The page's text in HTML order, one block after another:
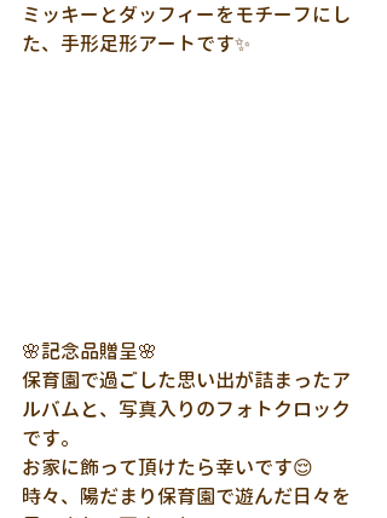
ミッキーとダッフィーをモチーフにし
た、手形足形アートです✨
🌸記念品贈呈🌸
保育園で過ごした思い出が詰まったア
ルバムと、写真入りのフォトクロック
です。
お家に飾って頂けたら幸いです😌
時々、陽だまり保育園で遊んだ日々を